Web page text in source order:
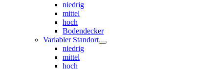
niedrig
mittel
hoch
Bodendecker
Variabler Standort
niedrig
mittel
hoch